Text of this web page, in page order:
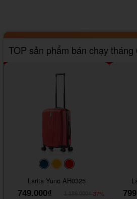
TOP sản phẩm bán chạy tháng
#093f69#ffa500
Larita Yuno AH0325
749.000₫
-37%